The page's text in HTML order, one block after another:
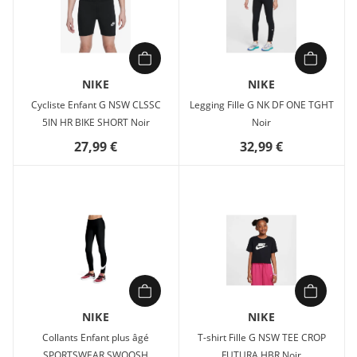
NIKE
Cycliste Enfant G NSW CLSSC
5IN HR BIKE SHORT Noir
27,99 €
NIKE
Legging Fille G NK DF ONE TGHT
Noir
32,99 €
NIKE
Collants Enfant plus âgé
NIKE
T-shirt Fille G NSW TEE CROP